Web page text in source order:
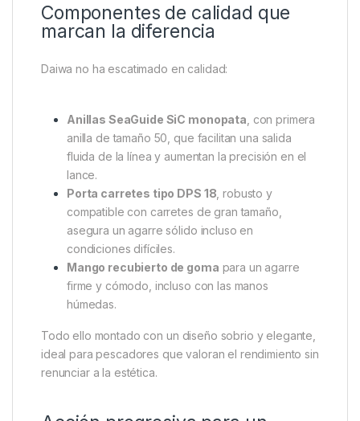
Componentes de calidad que
marcan la diferencia
Daiwa no ha escatimado en calidad:
Anillas SeaGuide SiC monopata , con primera
anilla de tamaño 50, que facilitan una salida
fluida de la línea y aumentan la precisión en el
lance.
Porta carretes tipo DPS 18 , robusto y
compatible con carretes de gran tamaño,
asegura un agarre sólido incluso en
condiciones difíciles.
Mango recubierto de goma para un agarre
firme y cómodo, incluso con las manos
húmedas.
Todo ello montado con un diseño sobrio y elegante,
ideal para pescadores que valoran el rendimiento sin
renunciar a la estética.